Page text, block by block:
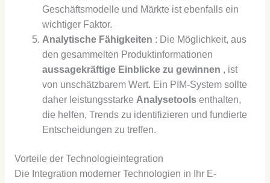
Geschäftsmodelle und Märkte ist ebenfalls ein
wichtiger Faktor.
Analytische Fähigkeiten : Die Möglichkeit, aus
den gesammelten Produktinformationen
aussagekräftige Einblicke zu gewinnen , ist
von unschätzbarem Wert. Ein PIM-System sollte
daher leistungsstarke Analysetools enthalten,
die helfen, Trends zu identifizieren und fundierte
Entscheidungen zu treffen.
Vorteile der Technologieintegration
Die Integration moderner Technologien in Ihr E-